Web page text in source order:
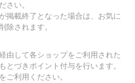
さい。
掲載終了となった場合は、お気に
除されます。
由して各ショップをご利用された
とづきポイント付与を行います。
ご利用ください。